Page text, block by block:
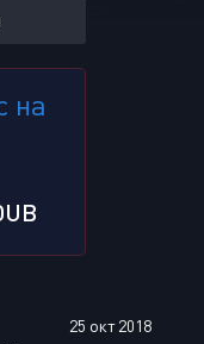
на
25 окт 2018